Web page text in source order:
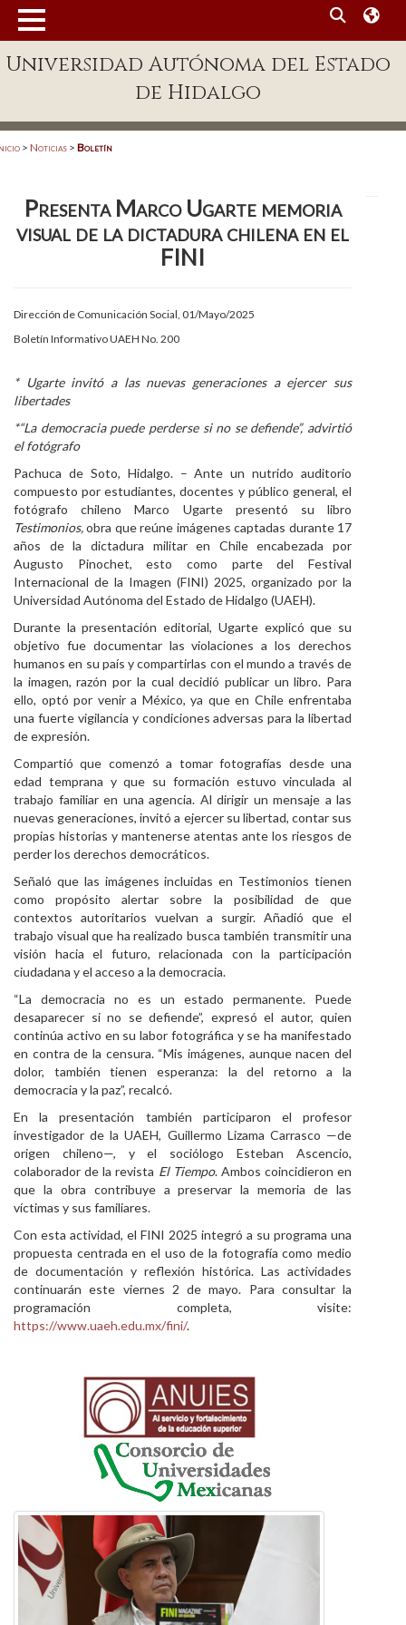
Enlaces
Patronato
Acreditación Internacional
Aspirantes
Personal
Visitantes
Universidad Autónoma del Estado
de Hidalgo
> Noticias > Boletín
Presenta Marco Ugarte memoria
visual de la dictadura chilena en el
FINI
Dirección de Comunicación Social, 01/Mayo/2025
Boletín Informativo UAEH No. 200
* Ugarte invitó a las nuevas generaciones a ejercer sus
libertades
*“La democracia puede perderse si no se defiende”, advirtió
el fotógrafo
Pachuca de Soto, Hidalgo. – Ante un nutrido auditorio
compuesto por estudiantes, docentes y público general, el
fotógrafo chileno Marco Ugarte presentó su libro
Testimonios,obra que reúne imágenes captadas durante 17
años de la dictadura militar en Chile encabezada por
Augusto Pinochet, esto como parte del Festival
Internacional de la Imagen (FINI) 2025, organizado por la
Universidad Autónoma del Estado de Hidalgo (UAEH).
Durante la presentación editorial, Ugarte explicó que su
objetivo fue documentar las violaciones a los derechos
humanos en su país y compartirlas con el mundo a través de
la imagen, razón por la cual decidió publicar un libro. Para
ello, optó por venir a México, ya que en Chile enfrentaba
una fuerte vigilancia y condiciones adversas para la libertad
de expresión.
Compartió que comenzó a tomar fotografías desde una
edad temprana y que su formación estuvo vinculada al
trabajo familiar en una agencia. Al dirigir un mensaje a las
nuevas generaciones, invitó a ejercer su libertad, contar sus
propias historias y mantenerse atentas ante los riesgos de
perder los derechos democráticos.
Señaló que las imágenes incluidas en Testimonios tienen
como propósito alertar sobre la posibilidad de que
contextos autoritarios vuelvan a surgir. Añadió que el
trabajo visual que ha realizado busca también transmitir una
visión hacia el futuro, relacionada con la participación
ciudadana y el acceso a la democracia.
“La democracia no es un estado permanente. Puede
desaparecer si no se defiende”, expresó el autor, quien
continúa activo en su labor fotográfica y se ha manifestado
en contra de la censura. “Mis imágenes, aunque nacen del
dolor, también tienen esperanza: la del retorno a la
democracia y la paz”, recalcó.
En la presentación también participaron el profesor
investigador de la UAEH, Guillermo Lizama Carrasco —de
origen chileno—, y el sociólogo Esteban Ascencio,
colaborador de la revista El Tiempo. Ambos coincidieron en
que la obra contribuye a preservar la memoria de las
víctimas y sus familiares.
Con esta actividad, el FINI 2025 integró a su programa una
propuesta centrada en el uso de la fotografía como medio
de documentación y reflexión histórica. Las actividades
continuarán este viernes 2 de mayo. Para consultar la
programación completa, visite:
https://www.uaeh.edu.mx/fini/.